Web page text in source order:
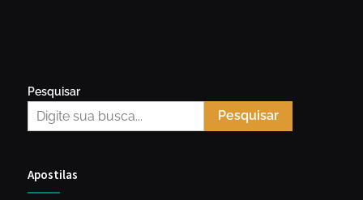
Pesquisar
Pesquisar
Apostilas